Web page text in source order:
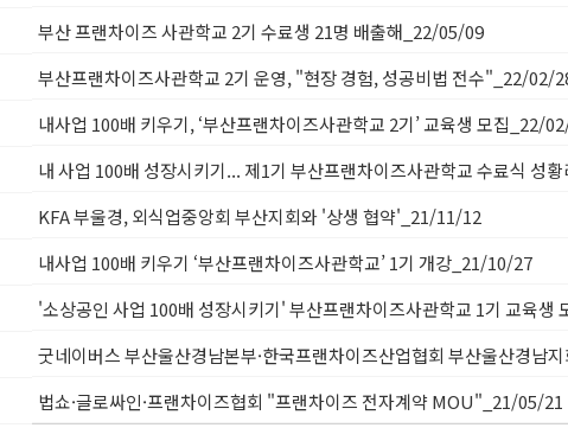
부산 프랜차이즈 사관학교 2기 수료생 21명 배출해_22/05/09
부산프랜차이즈사관학교 2기 운영, "현장 경험, 성공비법 전수"_22/02/
내사업 100배 키우기, ‘부산프랜차이즈사관학교 2기’ 교육생 모집_22/
내 사업 100배 성장시키기... 제1기 부산프랜차이즈사관학교 수료식 성
KFA 부울경, 외식업중앙회 부산지회와 '상생 협약'_21/11/12
내사업 100배 키우기 ‘부산프랜차이즈사관학교’ 1기 개강_21/10/27
'소상공인 사업 100배 성장시키기' 부산프랜차이즈사관학교 1기 교육생
굿네이버스 부산울산경남본부·한국프랜차이즈산업협회 부산울산경남
법쇼·글로싸인·프랜차이즈협회 "프랜차이즈 전자계약 MOU"_21/05/21